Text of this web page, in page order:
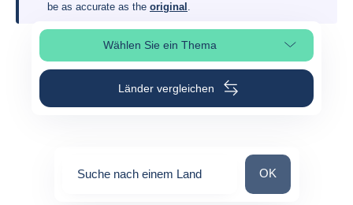
be as accurate as the original .
Wählen Sie ein ThemaSeitenabschnitt auswählen
Länder vergleichen
Suche nach einem Land Suche nach
OK